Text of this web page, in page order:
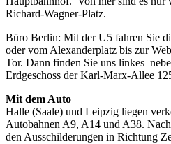
Richard-Wagner-Platz.
Büro Berlin: Mit der U5 fahren Sie
oder vom Alexanderplatz bis zur
Tor. Dann finden Sie uns linkes
Erdgeschoss der Karl-Marx-Allee
Mit dem Auto
Halle (Saale) und Leipzig liegen
Autobahnen A9, A14 und A38.
den Ausschilderungen in Richtung